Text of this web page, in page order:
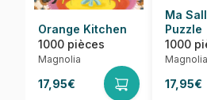
Orange Kitchen
1000 pièces
Magnolia
17,95€
Ma
Puzzle
1000
Magnolia
17,95€